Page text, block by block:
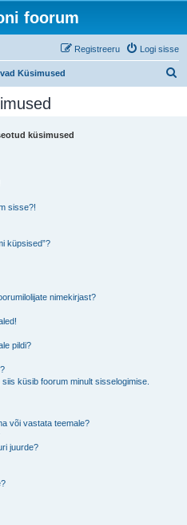
foorum
Logi sisse
Registreeru
Küsimused
küsimused
sisse?!
küpsised”?
nimekirjast?
pildi?
küsib foorum minult sisselogimise.
või vastata teemale?
juurde?